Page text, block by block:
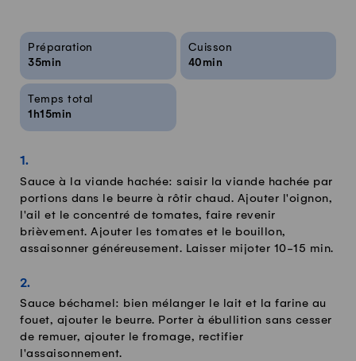
Infos sur la recette
Préparation
35min
Cuisson
40min
Temps total
1h15min
Sauce à la viande hachée: saisir la viande hachée par
portions dans le beurre à rôtir chaud. Ajouter l'oignon,
l'ail et le concentré de tomates, faire revenir
brièvement. Ajouter les tomates et le bouillon,
assaisonner généreusement. Laisser mijoter 10-15 min.
Sauce béchamel: bien mélanger le lait et la farine au
fouet, ajouter le beurre. Porter à ébullition sans cesser
de remuer, ajouter le fromage, rectifier
l'assaisonnement.